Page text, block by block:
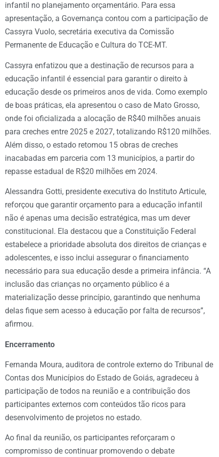
infantil no planejamento orçamentário. Para essa
apresentação, a Governança contou com a participação de
Cassyra Vuolo, secretária executiva da Comissão
Permanente de Educação e Cultura do TCE-MT.
Cassyra enfatizou que a destinação de recursos para a
educação infantil é essencial para garantir o direito à
educação desde os primeiros anos de vida. Como exemplo
de boas práticas, ela apresentou o caso de Mato Grosso,
onde foi oficializada a alocação de R$40 milhões anuais
para creches entre 2025 e 2027, totalizando R$120 milhões.
Além disso, o estado retomou 15 obras de creches
inacabadas em parceria com 13 municípios, a partir do
repasse estadual de R$20 milhões em 2024.
Alessandra Gotti, presidente executiva do Instituto Articule,
reforçou que garantir orçamento para a educação infantil
não é apenas uma decisão estratégica, mas um dever
constitucional. Ela destacou que a Constituição Federal
estabelece a prioridade absoluta dos direitos de crianças e
adolescentes, e isso inclui assegurar o financiamento
necessário para sua educação desde a primeira infância. “A
inclusão das crianças no orçamento público é a
materialização desse princípio, garantindo que nenhuma
delas fique sem acesso à educação por falta de recursos”,
afirmou.
Encerramento
Fernanda Moura, auditora de controle externo do Tribunal de
Contas dos Municípios do Estado de Goiás, agradeceu à
participação de todos na reunião e a contribuição dos
participantes externos com conteúdos tão ricos para
desenvolvimento de projetos no estado.
Ao final da reunião, os participantes reforçaram o
compromisso de continuar promovendo o debate